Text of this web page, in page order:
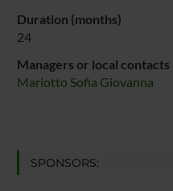
Duration (months)
24
Managers or local contacts
Mariotto Sofia Giovanna
SPONSORS: